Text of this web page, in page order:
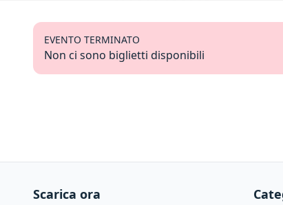
EVENTO TERMINATO
Non ci sono biglietti disponibili
Scarica ora